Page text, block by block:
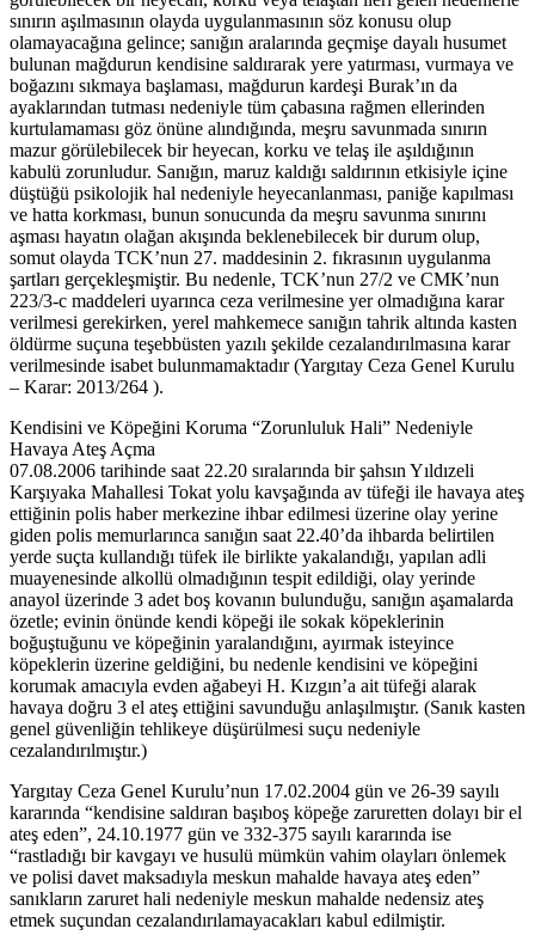
sınırın aşılmasının olayda uygulanmasının söz konusu olup
olamayacağına gelince; sanığın aralarında geçmişe dayalı husumet
bulunan mağdurun kendisine saldırarak yere yatırması, vurmaya ve
boğazını sıkmaya başlaması, mağdurun kardeşi Burak’ın da
ayaklarından tutması nedeniyle tüm çabasına rağmen ellerinden
kurtulamaması göz önüne alındığında, meşru savunmada sınırın
mazur görülebilecek bir heyecan, korku ve telaş ile aşıldığının
kabulü zorunludur. Sanığın, maruz kaldığı saldırının etkisiyle içine
düştüğü psikolojik hal nedeniyle heyecanlanması, paniğe kapılması
ve hatta korkması, bunun sonucunda da meşru savunma sınırını
aşması hayatın olağan akışında beklenebilecek bir durum olup,
somut olayda TCK’nun 27. maddesinin 2. fıkrasının uygulanma
şartları gerçekleşmiştir. Bu nedenle, TCK’nun 27/2 ve CMK’nun
223/3-c maddeleri uyarınca ceza verilmesine yer olmadığına karar
verilmesi gerekirken, yerel mahkemece sanığın tahrik altında kasten
öldürme suçuna teşebbüsten yazılı şekilde cezalandırılmasına karar
verilmesinde isabet bulunmamaktadır (Yargıtay Ceza Genel Kurulu
– Karar: 2013/264 ).
Kendisini ve Köpeğini Koruma “Zorunluluk Hali” Nedeniyle
Havaya Ateş Açma
07.08.2006 tarihinde saat 22.20 sıralarında bir şahsın Yıldızeli
Karşıyaka Mahallesi Tokat yolu kavşağında av tüfeği ile havaya ateş
ettiğinin polis haber merkezine ihbar edilmesi üzerine olay yerine
giden polis memurlarınca sanığın saat 22.40’da ihbarda belirtilen
yerde suçta kullandığı tüfek ile birlikte yakalandığı, yapılan adli
muayenesinde alkollü olmadığının tespit edildiği, olay yerinde
anayol üzerinde 3 adet boş kovanın bulunduğu, sanığın aşamalarda
özetle; evinin önünde kendi köpeği ile sokak köpeklerinin
boğuştuğunu ve köpeğinin yaralandığını, ayırmak isteyince
köpeklerin üzerine geldiğini, bu nedenle kendisini ve köpeğini
korumak amacıyla evden ağabeyi H. Kızgın’a ait tüfeği alarak
havaya doğru 3 el ateş ettiğini savunduğu anlaşılmıştır. (Sanık kasten
genel güvenliğin tehlikeye düşürülmesi suçu nedeniyle
cezalandırılmıştır.)
Yargıtay Ceza Genel Kurulu’nun 17.02.2004 gün ve 26-39 sayılı
kararında “kendisine saldıran başıboş köpeğe zaruretten dolayı bir el
ateş eden”, 24.10.1977 gün ve 332-375 sayılı kararında ise
“rastladığı bir kavgayı ve husulü mümkün vahim olayları önlemek
ve polisi davet maksadıyla meskun mahalde havaya ateş eden”
sanıkların zaruret hali nedeniyle meskun mahalde nedensiz ateş
etmek suçundan cezalandırılamayacakları kabul edilmiştir.